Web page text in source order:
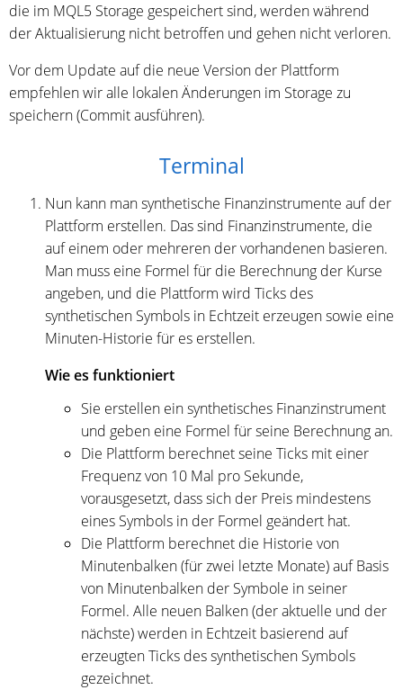
die im MQL5 Storage gespeichert sind, werden während
der Aktualisierung nicht betroffen und gehen nicht verloren.
Vor dem Update auf die neue Version der Plattform
empfehlen wir alle lokalen Änderungen im Storage zu
speichern (Commit ausführen).
Terminal
Nun kann man synthetische Finanzinstrumente auf der
Plattform erstellen. Das sind Finanzinstrumente, die
auf einem oder mehreren der vorhandenen basieren.
Man muss eine Formel für die Berechnung der Kurse
angeben, und die Plattform wird Ticks des
synthetischen Symbols in Echtzeit erzeugen sowie eine
Minuten-Historie für es erstellen.
Wie es funktioniert
Sie erstellen ein synthetisches Finanzinstrument
und geben eine Formel für seine Berechnung an.
Die Plattform berechnet seine Ticks mit einer
Frequenz von 10 Mal pro Sekunde,
vorausgesetzt, dass sich der Preis mindestens
eines Symbols in der Formel geändert hat.
Die Plattform berechnet die Historie von
Minutenbalken (für zwei letzte Monate) auf Basis
von Minutenbalken der Symbole in seiner
Formel. Alle neuen Balken (der aktuelle und der
nächste) werden in Echtzeit basierend auf
erzeugten Ticks des synthetischen Symbols
gezeichnet.